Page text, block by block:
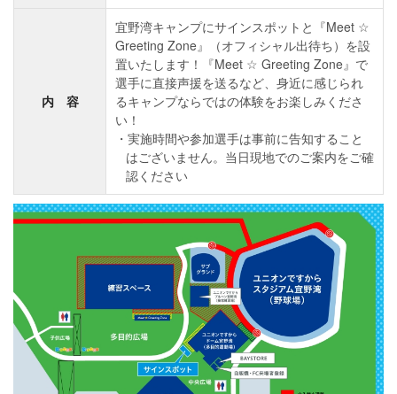
内 容
宜野湾キャンプにサインスポットと『Meet ☆
Greeting Zone』（オフィシャル出待ち）を設
置いたします！『Meet ☆ Greeting Zone』で
選手に直接声援を送るなど、身近に感じられ
るキャンプならではの体験をお楽しみくださ
い！
実施時間や参加選手は事前に告知すること
はございません。当日現地でのご案内をご確
認ください